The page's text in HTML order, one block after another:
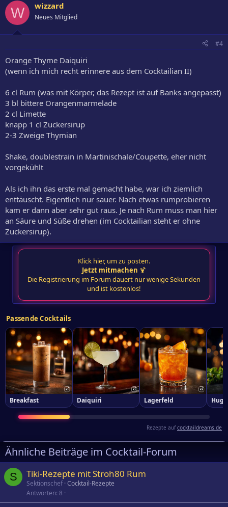
W wizzard
Neues Mitglied
#4
Orange Thyme Daiquiri
(wenn ich mich recht erinnere aus dem Cocktailian II)
6 cl Rum (was mit Körper, das Rezept ist auf Banks angepasst)
3 bl bittere Orangenmarmelade
2 cl Limette
knapp 1 cl Zuckersirup
2-3 Zweige Thymian
Shake, doublestrain in Martinischale/Coupette, eher nicht
vorgekühlt
Als ich ihn das erste mal gemacht habe, war ich ziemlich
enttäuscht. Eigentlich nur sauer. Nach etwas rumprobieren
kam er dann aber sehr gut raus. Je nach Rum muss man hier
an Säure und Süße drehen (im Cocktailian steht er ohne
Zuckersirup).
Klick hier, um zu posten.
Jetzt mitmachen 🍹
Die Registrierung im Forum dauert nur wenige Sekunden
und ist kostenlos!
Passende Cocktails
Breakfast Daiquiri Lagerfeld Hugo
Rezepte aufcocktaildreams.de
Ähnliche Beiträge im Cocktail-Forum
S Tiki-Rezepte mit Stroh80 Rum
Sektionschef Cocktail-Rezepte
Antworten 8